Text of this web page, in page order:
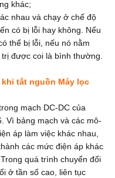
khác;
nhau và chạy ở chế độ
có bị lỗi hay không. Nếu
thể bị lỗi, nếu nó nằm
được coi là bình thường.
tắt nguồn Máy lọc
mạch DC-DC của
Vì bảng mạch và các mô-
áp làm việc khác nhau,
các mức điện áp khác
quá trình chuyển đổi
ở tần số cao, liên tục